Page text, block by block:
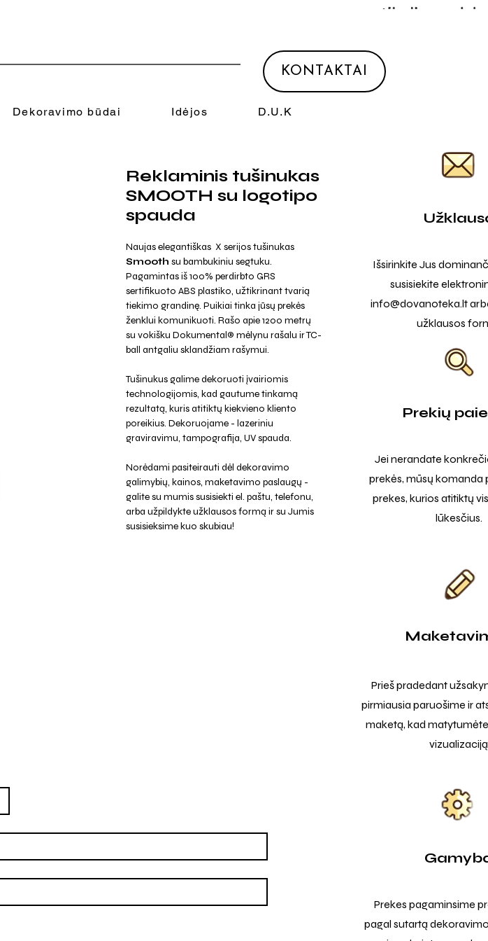
Dekoravimo būdai Idėjos D.U.K
KONTAKTAI
Reklaminis tušinukas
SMOOTH su logotipo
spauda
Naujas elegantiškas X serijos tušinukas
Smooth su bambukiniu segtuku.
Pagamintas iš 100% perdirbto GRS
sertifikuoto ABS plastiko, užtikrinant tvarią
tiekimo grandinę. Puikiai tinka jūsų prekės
ženklui komunikuoti. Rašo apie 1200 metrų
su vokišku Dokumental® mėlynu rašalu ir TC-
ball antgaliu sklandžiam rašymui.
Tušinukus galime dekoruoti įvairiomis
technologijomis, kad gautume tinkamą
rezultatą, kuris atitiktų kiekvieno kliento
poreikius. Dekoruojame - lazeriniu
graviravimu, tampografija, UV spauda.
Norėdami pasiteirauti dėl dekoravimo
galimybių, kainos, maketavimo paslaugų -
galite su mumis susisiekti el. paštu, telefonu,
arba užpildykte užklausos formą ir su Jumis
susisieksime kuo skubiau!
Išsirinkite Jus
susisiekite
info@dovanoteka.lt
užklausos
Prekių
Jei nerandate
prekės, mūsų komanda
prekes, kurios atitiktų
lūkesčius.
Prieš pradedant
pirmiausia paruošime ir
maketą, kad
vizualizaciją
Prekes pagaminsime
pagal sutartą